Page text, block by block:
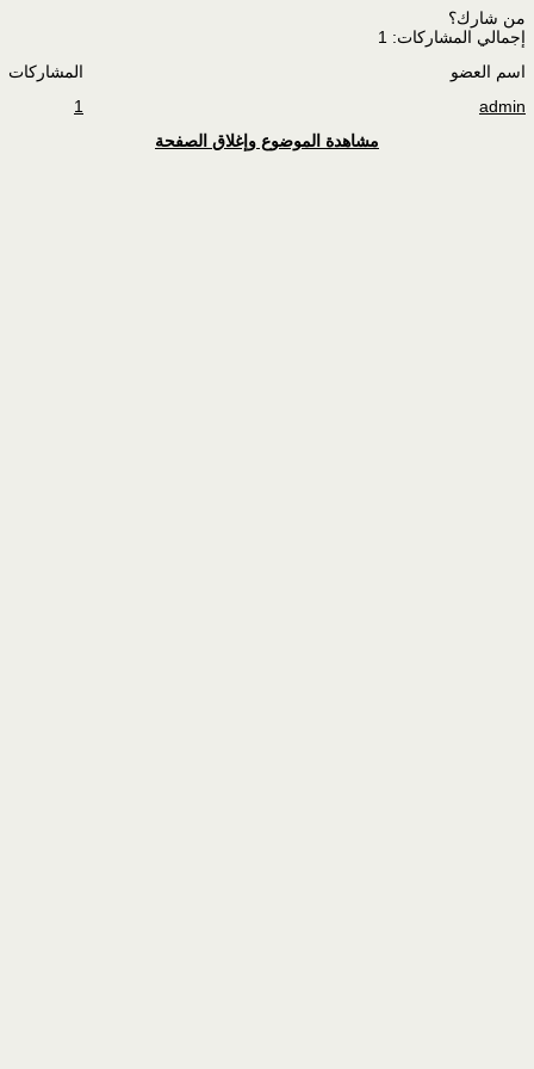
من شارك؟
إجمالي المشاركات: 1
اسم العضو
المشاركات
admin
1
مشاهدة الموضوع وإغلاق الصفحة